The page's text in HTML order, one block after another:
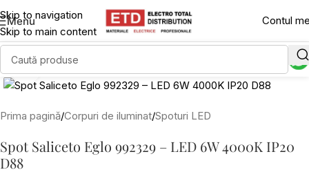
Skip to navigation
Skip to main content
Menu Contul
Click to enlarge
Prima pagină/Corpuri de iluminat/Spoturi LED
Spot Saliceto Eglo 992329 – LED 6W 4000K IP20
D88